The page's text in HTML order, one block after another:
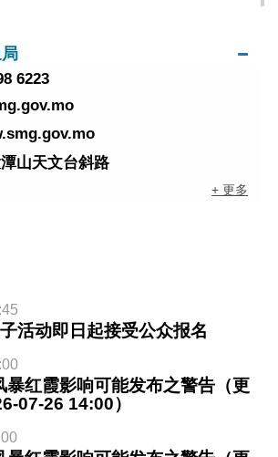
6223
山天文台斜路
+ 更多
活动即日起接受公众报名
暴红霞影响可能发布之警告（更
07-26 14:00）